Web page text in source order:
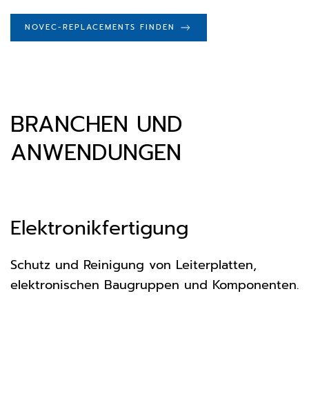
NOVEC-REPLACEMENTS FINDEN
BRANCHEN UND
ANWENDUNGEN
Elektronikfertigung
Schutz und Reinigung von Leiterplatten,
elektronischen Baugruppen und Komponenten.